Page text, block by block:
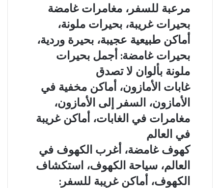
للمغامرين
غير
معروفة:
أفضل
جزر
مخفية
كأنها
خارج
الخريطة
في
العالم،
أساطير
الغابات،
أماكن
مرعبة
للسفر،
مغامرات
غامضة
مرعبة للسفر، مغامرات غامضة
غريبة،
بحيرات
أماكن
طبيعية
عجيبة،
بحيرة
وردية،
بحيرات
غامضة:
أجمل
بحيرات
ملونة
بألوان
لا
تصدق
بحيرات غريبة، بحيرات ملونة،
أماكن طبيعية عجيبة، بحيرة وردية،
بحيرات غامضة: أجمل بحيرات
ملونة بألوان لا تصدق
غابات
الأمازون،
أماكن
مخفية
في
الأمازون،
السفر
إلى
الأمازون،
مغامرات
في
غابات الأمازون، أماكن مخفية في
الأمازون، السفر إلى الأمازون،
مغامرات في الغابات، أماكن غريبة
في العالم
كهوف
غامضة،
أغرب
الكهوف
كهوف غامضة، أغرب الكهوف في
العالم، سياحة الكهوف، استكشاف
الكهوف، أماكن غريبة للسفر: